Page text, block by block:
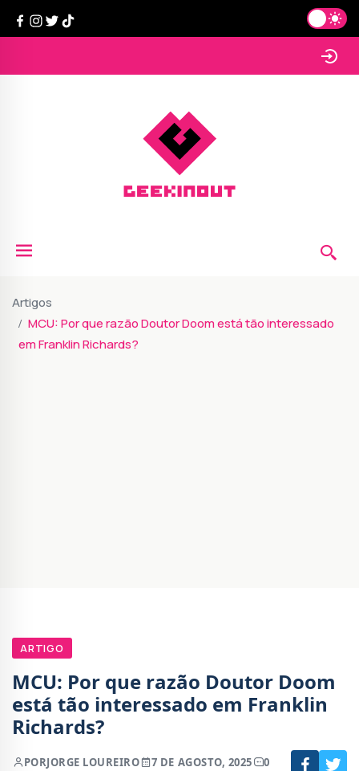
Artigos
MCU: Por que razão Doutor Doom está tão interessado
em Franklin Richards?
ARTIGO
MCU: Por que razão Doutor Doom
está tão interessado em Franklin
Richards?
PORJORGE LOUREIRO 7 DE AGOSTO, 2025 0